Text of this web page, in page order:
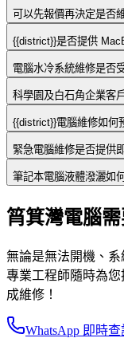
可以先報價再決定是否
{{district}}是否提供
電腦水冷系統維修是否
科學園及白石角企業客
{{district}}電腦維修如何
緊急電腦維修是否提供
筆記本電腦液體潑灑如
筲箕灣電腦需
無論是無法開機、
專業工程師隨時為
成維修！
WhatsApp 即時查